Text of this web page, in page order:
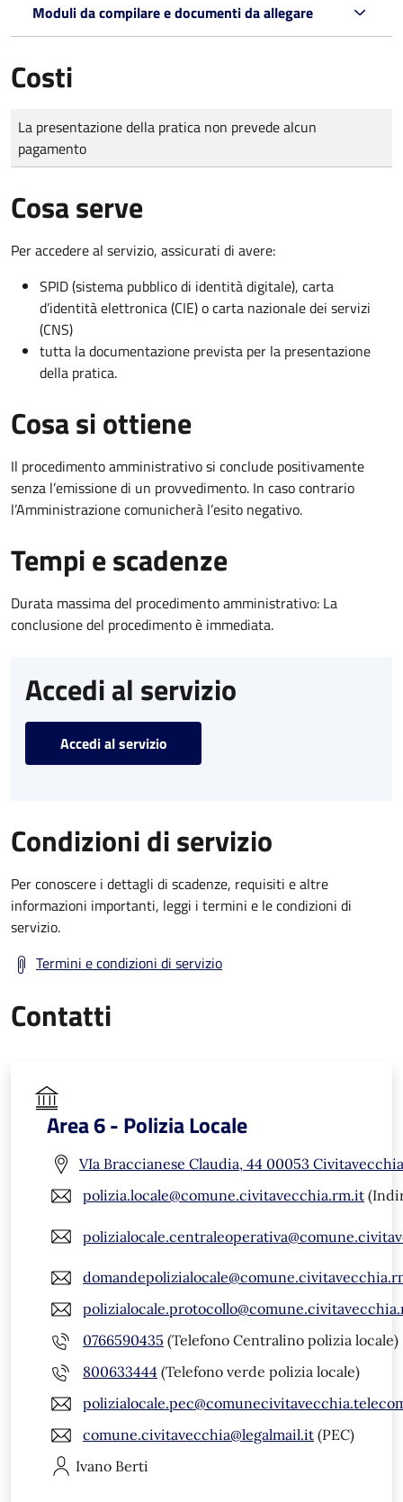
Moduli da compilare e documenti da allegare
Costi
Tipo di pagamento
Importo
La presentazione della pratica non prevede alcun
pagamento
Cosa serve
Per accedere al servizio, assicurati di avere:
SPID (sistema pubblico di identità digitale), carta
d’identità elettronica (CIE) o carta nazionale dei servizi
(CNS)
tutta la documentazione prevista per la presentazione
della pratica.
Cosa si ottiene
Il procedimento amministrativo si conclude positivamente
senza l’emissione di un provvedimento. In caso contrario
l’Amministrazione comunicherà l’esito negativo.
Tempi e scadenze
Durata massima del procedimento amministrativo: La
conclusione del procedimento è immediata.
Accedi al servizio
Accedi al servizio
Condizioni di servizio
Per conoscere i dettagli di scadenze, requisiti e altre
informazioni importanti, leggi i termini e le condizioni di
servizio.
Termini e condizioni di servizio
Contatti
Area 6 - Polizia Locale
VIa Braccianese Claudia, 44 00053
polizia.locale@comune.civitavecchia.rm.it
0766590435 (Telefono Centralino polizia locale)
800633444 (Telefono verde polizia locale)
comune.civitavecchia@legalmail.it (PEC)
Ivano Berti